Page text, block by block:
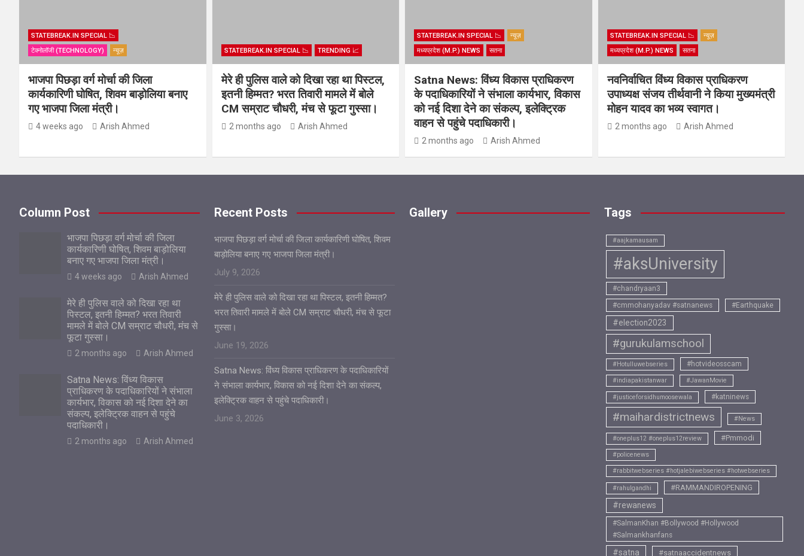
STATEBREAK.IN SPECIAL 📉
टेक्नोलॉजी (TECHNOLOGY)
न्यूज़
भाजपा पिछड़ा वर्ग मोर्चा की जिला
कार्यकारिणी घोषित, शिवम बाड़ोलिया बनाए
गए भाजपा जिला मंत्री।
4 weeks ago Arish Ahmed
STATEBREAK.IN SPECIAL 📉 TRENDING 📈
मेरे ही पुलिस वाले को दिखा रहा था पिस्टल,
इतनी हिम्मत? भरत तिवारी मामले में बोले
CM सम्राट चौधरी, मंच से फूटा गुस्सा।
2 months ago Arish Ahmed
STATEBREAK.IN SPECIAL 📉
न्यूज़
मध्यप्रदेश (M.P.) NEWS
सतना
Satna News: विंध्य विकास प्राधिकरण
के पदाधिकारियों ने संभाला कार्यभार, विकास
को नई दिशा देने का संकल्प, इलेक्ट्रिक
वाहन से पहुंचे पदाधिकारी।
2 months ago Arish Ahmed
STATEBREAK.IN SPECIAL 📉
न्यूज़
मध्यप्रदेश (M.P.) NEWS
सतना
नवनिर्वाचित विंध्य विकास प्राधिकरण
उपाध्यक्ष संजय तीर्थवानी ने किया मुख्यमंत्री
मोहन यादव का भव्य स्वागत।
2 months ago Arish Ahmed
Column Post
भाजपा पिछड़ा वर्ग मोर्चा की जिला
कार्यकारिणी घोषित, शिवम बाड़ोलिया
बनाए गए भाजपा जिला मंत्री।
4 weeks ago Arish Ahmed
मेरे ही पुलिस वाले को दिखा रहा था
पिस्टल, इतनी हिम्मत? भरत तिवारी
मामले में बोले CM सम्राट चौधरी, मंच से
फूटा गुस्सा।
2 months ago Arish Ahmed
Satna News: विंध्य विकास
प्राधिकरण के पदाधिकारियों ने संभाला
कार्यभार, विकास को नई दिशा देने का
संकल्प, इलेक्ट्रिक वाहन से पहुंचे
पदाधिकारी।
2 months ago Arish Ahmed
Recent Posts
भाजपा पिछड़ा वर्ग मोर्चा की जिला कार्यकारिणी घोषित, शिवम
बाड़ोलिया बनाए गए भाजपा जिला मंत्री।
July 9, 2026
मेरे ही पुलिस वाले को दिखा रहा था पिस्टल, इतनी हिम्मत?
भरत तिवारी मामले में बोले CM सम्राट चौधरी, मंच से फूटा
गुस्सा।
June 19, 2026
Satna News: विंध्य विकास प्राधिकरण के पदाधिकारियों
ने संभाला कार्यभार, विकास को नई दिशा देने का संकल्प,
इलेक्ट्रिक वाहन से पहुंचे पदाधिकारी।
June 3, 2026
Gallery Tags
#aajkamausam
#aksUniversity
#chandryaan3
#cmmohanyadav #satnanews
#Earthquake
#election2023
#gurukulamschool
#Hotulluwebseries #hotvideosscam
#indiapakistanwar #JawanMovie
#justiceforsidhumoosewala #katninews
#maihardistrictnews #News
#oneplus12 #oneplus12review #Pmmodi
#policenews
#rabbitwebseries #hotjalebiwebseries #hotwebseries
#rahulgandhi #RAMMANDIROPENING
#rewanews
#SalmanKhan #Bollywood #Hollywood
#Salmankhanfans
#satna #satnaaccidentnews